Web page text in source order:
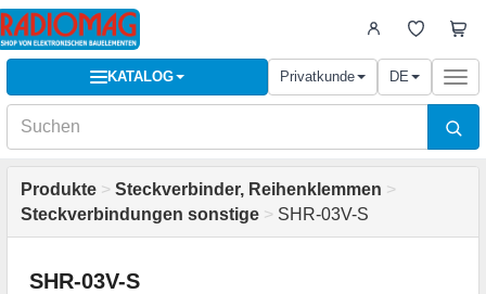
KATALOG Privatkunde DE
Produkte > Steckverbinder, Reihenklemmen >
Steckverbindungen sonstige > SHR-03V-S
SHR-03V-S